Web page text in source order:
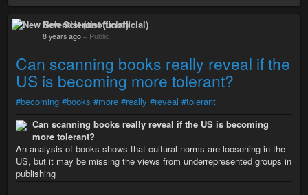
New Scientist (unofficial)
8 years ago – Public
Can scanning books really reveal if the
US is becoming more tolerant?
#becoming #books #more #really #reveal #tolerant
Can scanning books really reveal if the US is becoming
more tolerant?
An analysis of books shows that cultural norms are loosening in the
US, but it may be missing the views from underrepresented groups in
publishing